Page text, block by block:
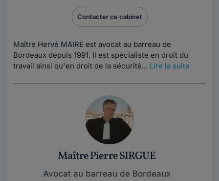
Contacter ce cabinet
Maître Hervé MAIRE est avocat au barreau de
Bordeaux depuis 1991. Il est spécialiste en droit du
travail ainsi qu'en droit de la sécurité... Lire la suite
Maître Pierre SIRGUE
Avocat au barreau de Bordeaux